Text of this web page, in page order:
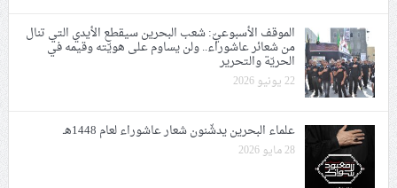
الموقف الأسبوعيّ: شعب البحرين سيقطع الأيدي التي تنال
من شعائر عاشوراء.. ولن يساوم على هويّته وقيمه في
الحريّة والتحرير
22 يونيو 2026
علماء البحرين يدشّنون شعار عاشوراء لعام 1448هـ
28 مايو 2026